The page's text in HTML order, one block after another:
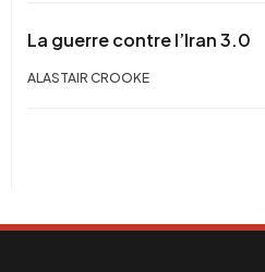
La guerre contre l’Iran 3.0
ALASTAIR CROOKE